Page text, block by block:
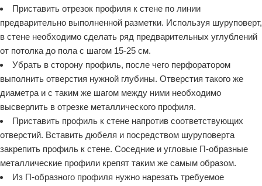
Приставить отрезок профиля к стене по линии
предварительно выполненной разметки. Используя шуруповерт,
в стене необходимо сделать ряд предварительных углублений
от потолка до пола с шагом 15-25 см.
Убрать в сторону профиль, после чего перфоратором
выполнить отверстия нужной глубины. Отверстия такого же
диаметра и с таким же шагом между ними необходимо
высверлить в отрезке металлического профиля.
Приставить профиль к стене напротив соответствующих
отверстий. Вставить дюбеля и посредством шуруповерта
закрепить профиль к стене. Соседние и угловые П-образные
металлические профили крепят таким же самым образом.
Из П-образного профиля нужно нарезать требуемое